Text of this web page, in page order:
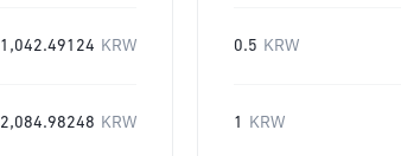
1,042.49124 KRW
2,084.98248 KRW
0.5 KRW
1 KRW